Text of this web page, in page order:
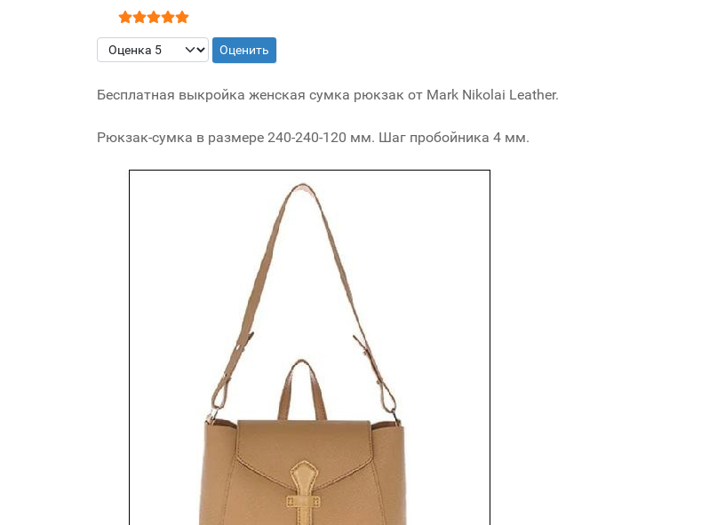
Рейтинг:5/5
Пожалуйста, оцените
Бесплатная выкройка женская сумка рюкзак от Mark Nikolai Leather.
Рюкзак-сумка в размере 240-240-120 мм. Шаг пробойника 4 мм.